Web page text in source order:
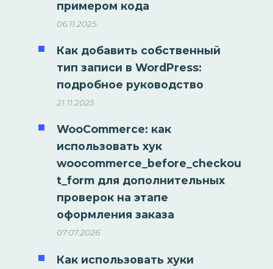
примером кода
06.11.2025
Как добавить собственный
тип записи в WordPress:
подробное руководство
21.11.2025
WooCommerce: как
использовать хук
woocommerce_before_checkou
t_form для дополнительных
проверок на этапе
оформления заказа
07.07.2026
Как использовать хуки